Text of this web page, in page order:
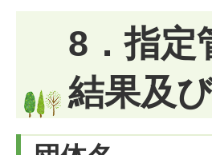
8．指定
結果及